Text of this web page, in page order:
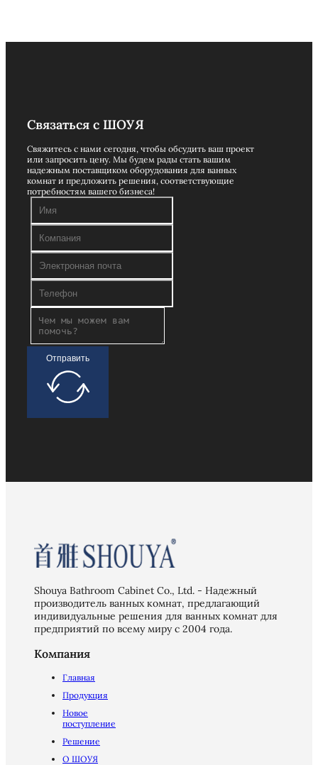
Связаться с ШОУЯ
Свяжитесь с нами сегодня, чтобы обсудить ваш проект
или запросить цену. Мы будем рады стать вашим
надежным поставщиком оборудования для ванных
комнат и предложить решения, соответствующие
потребностям вашего бизнеса!
Отправить
Shouya Bathroom Cabinet Co., Ltd. - Надежный
производитель ванных комнат, предлагающий
индивидуальные решения для ванных комнат для
предприятий по всему миру с 2004 года.
Компания
Главная
Продукция
Новое
поступление
Решение
О ШОУЯ